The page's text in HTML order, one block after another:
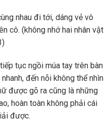
nhau đi tới, dáng vẻ vô
cô. (không nhớ hai nhân vật
tục ngồi múa tay trên bàn
đến nỗi không thể nhìn
được gõ ra cũng là những
hoàn toàn không phải cái
được.